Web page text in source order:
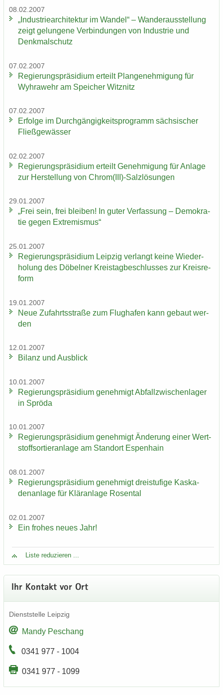
08.02.2007
„In­dus­trie­ar­chi­tek­tur im Wan­del“ – Wan­der­aus­stel­lung
zeigt ge­lun­ge­ne Ver­bin­dun­gen von In­dus­trie und
Denk­mal­schutz
07.02.2007
Re­gie­rungs­prä­si­di­um er­teilt Plan­ge­neh­mi­gung für
Wyhra­wehr am Spei­cher Witz­nitz
07.02.2007
Er­fol­ge im Durch­gän­gig­keits­pro­gramm säch­si­scher
Fließ­ge­wäs­ser
02.02.2007
Re­gie­rungs­prä­si­di­um er­teilt Ge­neh­mi­gung für An­la­ge
zur Her­stel­lung von Chrom(III)-​Salzlösungen
29.01.2007
„Frei sein, frei blei­ben! In guter Ver­fas­sung – De­mo­kra­
tie gegen Ex­tre­mis­mus“
25.01.2007
Re­gie­rungs­prä­si­di­um Leip­zig ver­langt keine Wie­der­
ho­lung des Dö­bel­ner Kreis­tag­be­schlus­ses zur Kreis­re­
form
19.01.2007
Neue Zu­fahrts­stra­ße zum Flug­ha­fen kann ge­baut wer­
den
12.01.2007
Bi­lanz und Aus­blick
10.01.2007
Re­gie­rungs­prä­si­di­um ge­neh­migt Ab­fall­zwi­schen­la­ger
in Sprö­da
10.01.2007
Re­gie­rungs­prä­si­di­um ge­neh­migt Än­de­rung einer Wert­
stoff­sor­tier­an­la­ge am Stand­ort Es­pen­hain
08.01.2007
Re­gie­rungs­prä­si­di­um ge­neh­migt drei­stu­fi­ge Kas­ka­
den­an­la­ge für Klär­an­la­ge Ro­sen­tal
02.01.2007
Ein fro­hes neues Jahr!
Liste re­du­zie­ren ...
Ihr Kon­takt vor Ort
Dienst­stel­le Leip­zig
Mandy Peschang
0341 977 - 1004
0341 977 - 1099